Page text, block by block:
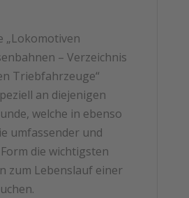
„Lokomotiven
– Verzeichnis
Triebfahrzeuge“
an diejenigen
welche in ebenso
umfassender und
die wichtigsten
zum Lebenslauf einer